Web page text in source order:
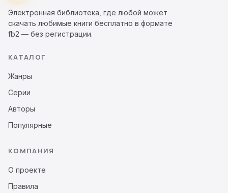
Электронная библиотека, где любой может
скачать любимые книги бесплатно в формате
fb2 — без регистрации.
КАТАЛОГ
Жанры
Серии
Авторы
Популярные
КОМПАНИЯ
О проекте
Правила